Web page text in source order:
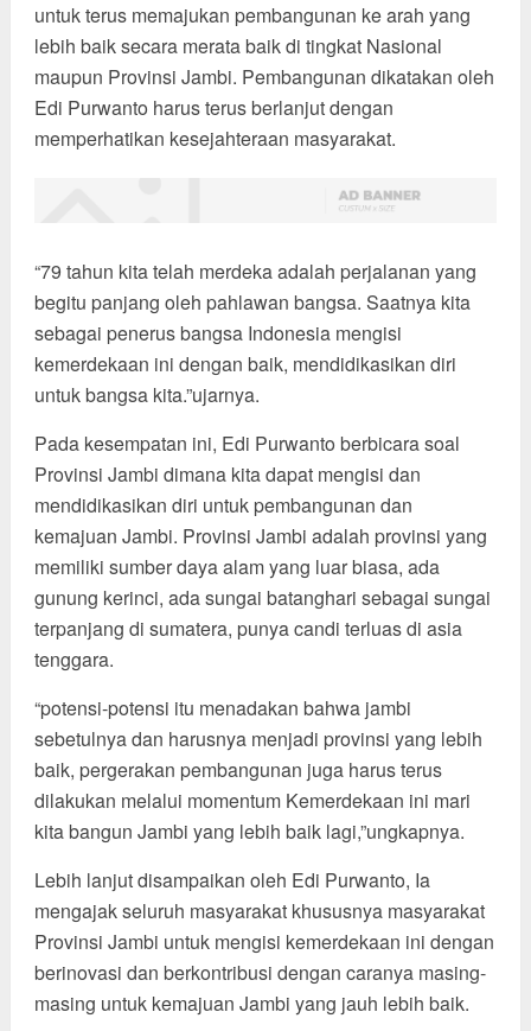
untuk terus memajukan pembangunan ke arah yang
lebih baik secara merata baik di tingkat Nasional
maupun Provinsi Jambi. Pembangunan dikatakan oleh
Edi Purwanto harus terus berlanjut dengan
memperhatikan kesejahteraan masyarakat.
“79 tahun kita telah merdeka adalah perjalanan yang
begitu panjang oleh pahlawan bangsa. Saatnya kita
sebagai penerus bangsa Indonesia mengisi
kemerdekaan ini dengan baik, mendidikasikan diri
untuk bangsa kita.”ujarnya.
Pada kesempatan ini, Edi Purwanto berbicara soal
Provinsi Jambi dimana kita dapat mengisi dan
mendidikasikan diri untuk pembangunan dan
kemajuan Jambi. Provinsi Jambi adalah provinsi yang
memiliki sumber daya alam yang luar biasa, ada
gunung kerinci, ada sungai batanghari sebagai sungai
terpanjang di sumatera, punya candi terluas di asia
tenggara.
“potensi-potensi itu menadakan bahwa jambi
sebetulnya dan harusnya menjadi provinsi yang lebih
baik, pergerakan pembangunan juga harus terus
dilakukan melalui momentum Kemerdekaan ini mari
kita bangun Jambi yang lebih baik lagi,”ungkapnya.
Lebih lanjut disampaikan oleh Edi Purwanto, Ia
mengajak seluruh masyarakat khususnya masyarakat
Provinsi Jambi untuk mengisi kemerdekaan ini dengan
berinovasi dan berkontribusi dengan caranya masing-
masing untuk kemajuan Jambi yang jauh lebih baik.